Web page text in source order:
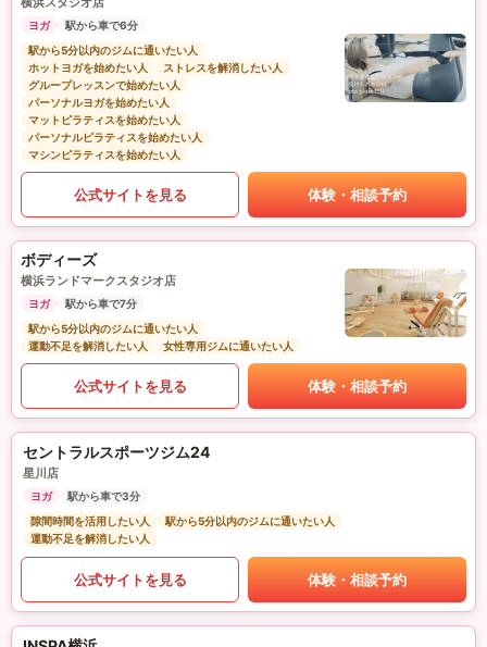
ヨガ
駅から車で6分
駅から5分以内のジムに通いたい人
ホットヨガを始めたい人
ストレスを解消したい人
グループレッスンで始めたい人
パーソナルヨガを始めたい人
マットピラティスを始めたい人
パーソナルピラティスを始めたい人
マシンピラティスを始めたい人
公式サイトを見る 体験・相談予約
ボディーズ
横浜ランドマークスタジオ店
ヨガ
駅から車で7分
駅から5分以内のジムに通いたい人
運動不足を解消したい人
女性専用ジムに通いたい人
公式サイトを見る 体験・相談予約
セントラルスポーツジム24
星川店
ヨガ
駅から車で3分
隙間時間を活用したい人
駅から5分以内のジムに通いたい人
運動不足を解消したい人
公式サイトを見る 体験・相談予約